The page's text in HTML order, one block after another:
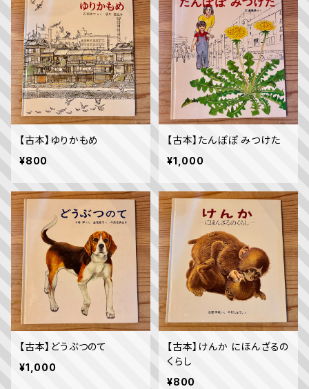
【古本】ゆりかもめ
¥800
【古本】たんぽぽ みつけた
¥1,000
【古本】どうぶつのて
¥1,000
【古本】けんか にほんざるの
くらし
¥800